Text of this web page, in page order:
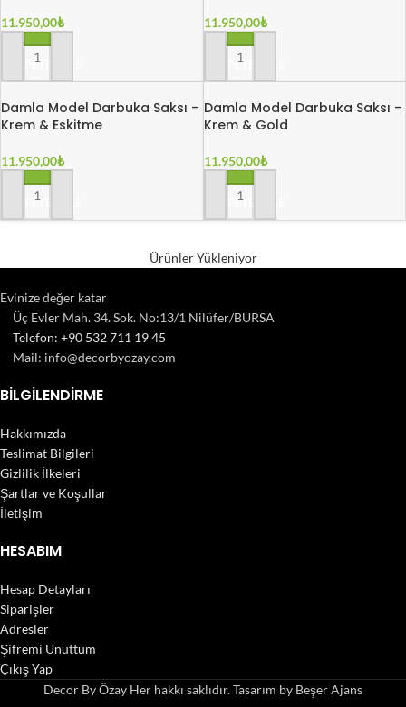
11.950,00₺
SEPETE EKLE
11.950,00₺
SEPETE EKLE
Damla Model Darbuka Saksı –
Krem & Eskitme
11.950,00₺
SEPETE EKLE
Damla Model Darbuka Saksı –
Krem & Gold
11.950,00₺
SEPETE EKLE
Ürünler Yükleniyor
Evinize değer katar
Üç Evler Mah. 34. Sok. No:13/1 Nilüfer/BURSA
Telefon: +90 532 711 19 45
Mail: info@decorbyozay.com
BILGILENDIRME
Hakkımızda
Teslimat Bilgileri
Gizlilik İlkeleri
Şartlar ve Koşullar
İletişim
HESABIM
Hesap Detayları
Siparişler
Adresler
Şifremi Unuttum
Çıkış Yap
Decor By Özay Her hakkı saklıdır. Tasarım by Beşer Ajans